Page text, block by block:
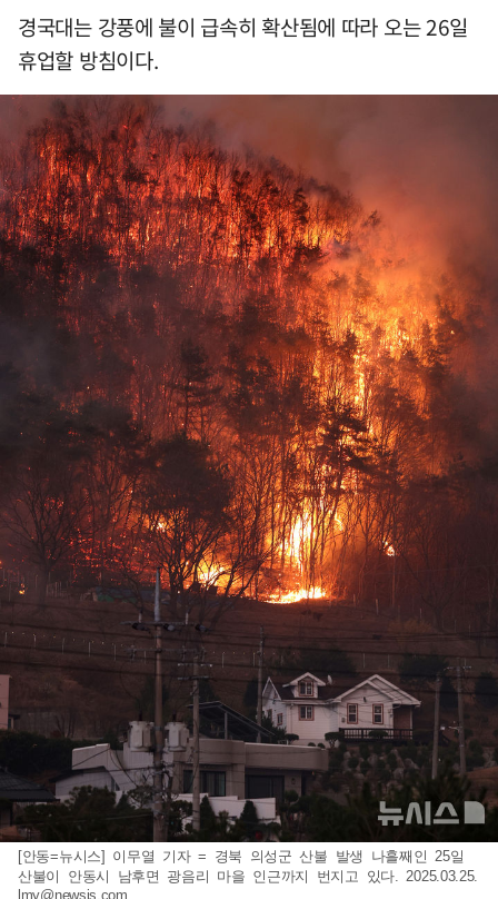
경국대는 강풍에 불이 급속히 확산됨에 따라 오는 26일
휴업할 방침이다.
[안동=뉴시스] 이무열 기자 = 경북 의성군 산불 발생 나흘째인 25일
산불이 안동시 남후면 광음리 마을 인근까지 번지고 있다. 2025.03.25.
lmy@newsis.com